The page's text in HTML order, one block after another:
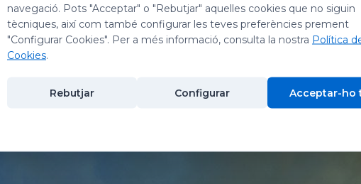
que és
Montserrat
navegació. Pots "Acceptar" o "Rebutjar" aquelles cookies que no siguin
tècniques, així com també configurar les teves preferències prement
"Configurar Cookies". Per a més informació, consulta la nostra Política
Cookies.
Rebutjar Configurar Acceptar-ho